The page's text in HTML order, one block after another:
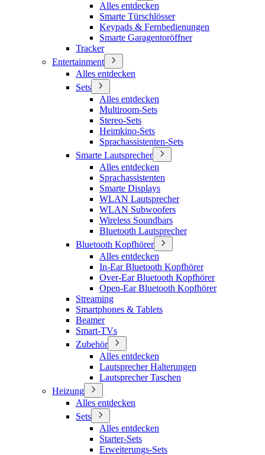
Alles entdecken
Smarte Türschlösser
Keypads & Fernbedienungen
Smarte Garagentoröffner
Tracker
Entertainment
Alles entdecken
Sets
Alles entdecken
Multiroom-Sets
Stereo-Sets
Heimkino-Sets
Sprachassistenten-Sets
Smarte Lautsprecher
Alles entdecken
Sprachassistenten
Smarte Displays
WLAN Lautsprecher
WLAN Subwoofers
Wireless Soundbars
Bluetooth Lautsprecher
Bluetooth Kopfhörer
Alles entdecken
In-Ear Bluetooth Kopfhörer
Over-Ear Bluetooth Kopfhörer
Open-Ear Bluetooth Kopfhörer
Streaming
Smartphones & Tablets
Beamer
Smart-TVs
Zubehör
Alles entdecken
Lautsprecher Halterungen
Lautsprecher Taschen
Heizung
Alles entdecken
Sets
Alles entdecken
Starter-Sets
Erweiterungs-Sets